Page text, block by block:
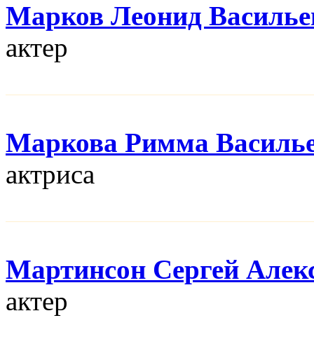
Марков Леонид
актер
Маркова Римма
актриса
Мартинсон Сергей
актер